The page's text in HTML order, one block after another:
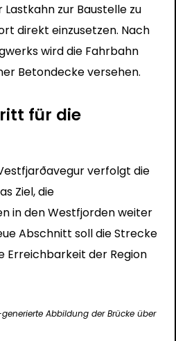
zur Baustelle zu
direkt einzusetzen. Nach
wird die Fahrbahn
Betondecke versehen.
für die
verfolgt die
Ziel, die
in den Westfjorden weiter
Abschnitt soll die Strecke
Erreichbarkeit der Region
Abbildung der Brücke über